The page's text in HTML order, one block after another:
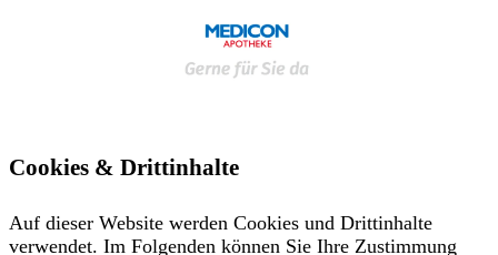
Cookies & Drittinhalte
Auf dieser Website werden Cookies und Drittinhalte
verwendet. Im Folgenden können Sie Ihre Zustimmung